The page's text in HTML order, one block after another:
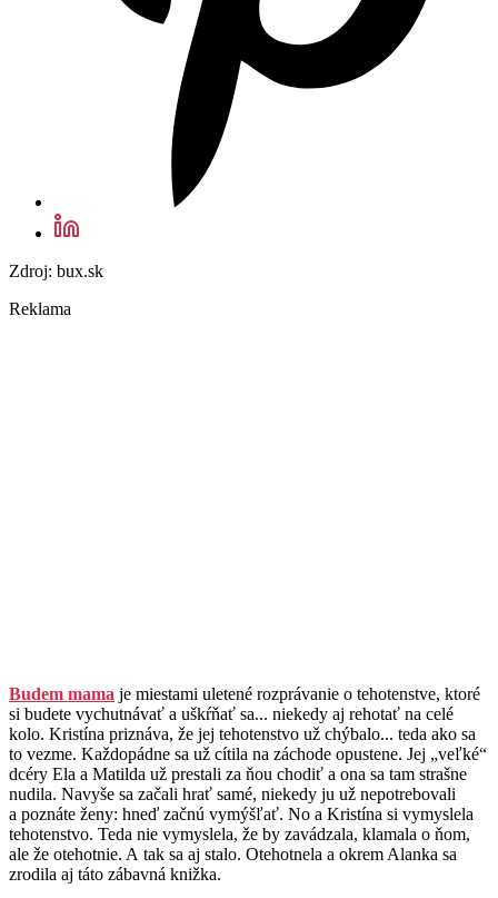
Zdroj: bux.sk
Reklama
Budem mama je miestami uletené rozprávanie o tehotenstve, ktoré
si budete vychutnávať a uškŕňať sa... niekedy aj rehotať na celé
kolo. Kristína priznáva, že jej tehotenstvo už chýbalo... teda ako sa
to vezme. Každopádne sa už cítila na záchode opustene. Jej „veľké“
dcéry Ela a Matilda už prestali za ňou chodiť a ona sa tam strašne
nudila. Navyše sa začali hrať samé, niekedy ju už nepotrebovali
a poznáte ženy: hneď začnú vymýšľať. No a Kristína si vymyslela
tehotenstvo. Teda nie vymyslela, že by zavádzala, klamala o ňom,
ale že otehotnie. A tak sa aj stalo. Otehotnela a okrem Alanka sa
zrodila aj táto zábavná knižka.